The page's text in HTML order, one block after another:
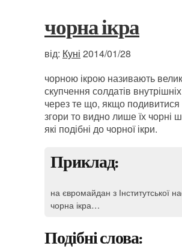
чорна ікра
від: Куні 2014/01/28
чорною ікрою називають
скупчення солдатів внутрішніх
через те що, якщо
згори то видно лише їх чорні
які подібні до чорної ікри.
Приклад:
на євромайдан з Інститутської
чорна ікра…
Подібні слова: